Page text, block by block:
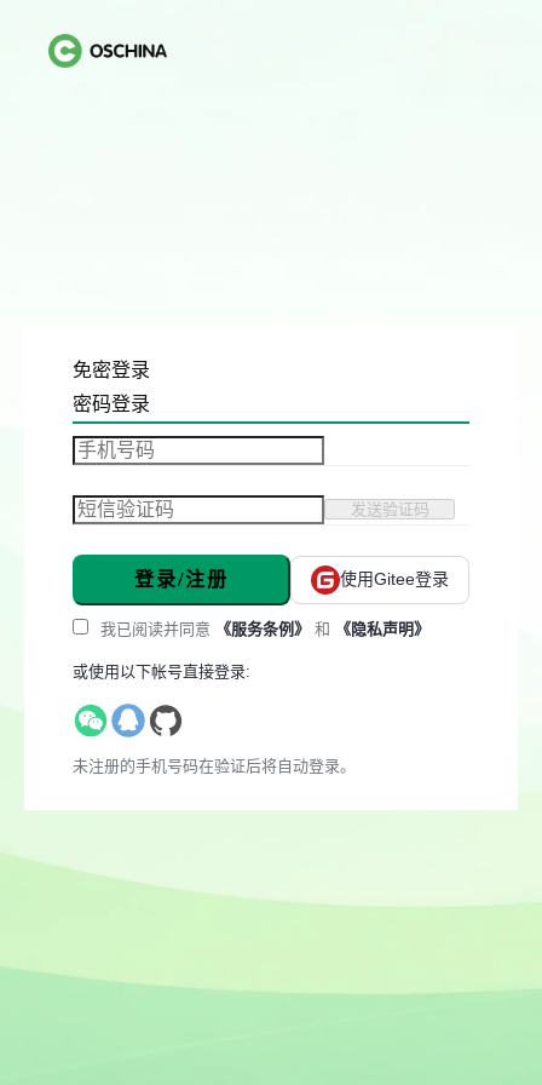
免密登录
密码登录
发送验证码
登录/注册 使用Gitee登录
我已阅读并同意 《服务条例》 和 《隐私声明》
或使用以下帐号直接登录:
未注册的手机号码在验证后将自动登录。